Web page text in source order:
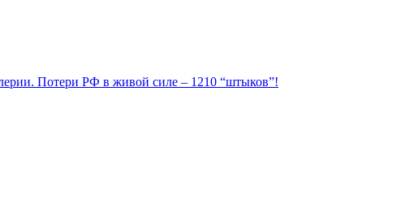
Потери РФ в живой силе – 1210 “штыков”!